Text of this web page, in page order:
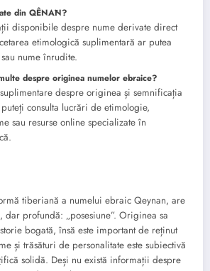
din QÊNĀN?
disponibile despre nume derivate direct
etimologică suplimentară ar putea
nume înrudite.
despre originea numelor ebraice?
despre originea și semnificația
consulta lucrări de etimologie,
sau resurse online specializate în
tiberiană a numelui ebraic Qeynan, are
dar profundă: „posesiune”. Originea sa
bogată, însă este important de reținut
și trăsături de personalitate este subiectivă
solidă. Deși nu există informații despre